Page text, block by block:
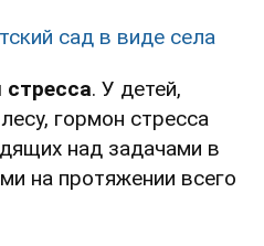
сад в виде села
стресса. У детей,
гормон стресса
над задачами в
на протяжении всего